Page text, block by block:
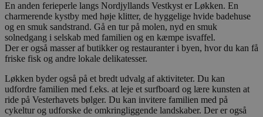
En anden ferieperle langs Nordjyllands Vestkyst er Løkken. En
charmerende kystby med høje klitter, de hyggelige hvide badehuse
og en smuk sandstrand. Gå en tur på molen, nyd en smuk
solnedgang i selskab med familien og en kæmpe isvaffel.
Der er også masser af butikker og restauranter i byen, hvor du kan få
friske fisk og andre lokale delikatesser.
Løkken byder også på et bredt udvalg af aktiviteter. Du kan
udfordre familien med f.eks. at leje et surfboard og lære kunsten at
ride på Vesterhavets bølger. Du kan invitere familien med på
cykeltur og udforske de omkringliggende landskaber. Der er også